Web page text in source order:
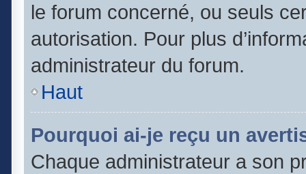
le forum concerné, ou seuls
autorisation. Pour plus
administrateur du forum.
Haut
Pourquoi ai-je reçu un
Chaque administrateur a son